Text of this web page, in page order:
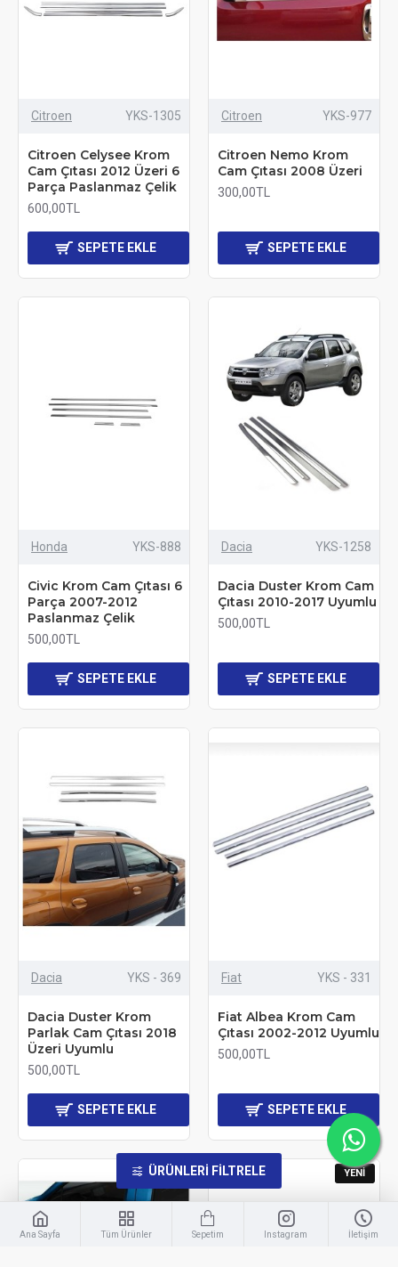
Citroen YKS-1305
Citroen Celysee Krom
Cam Çıtası 2012 Üzeri 6
Parça Paslanmaz Çelik
600,00TL
SEPETE EKLE
Citroen YKS-977
Citroen Nemo Krom
Cam Çıtası 2008 Üzeri
300,00TL
SEPETE EKLE
Honda YKS-888
Civic Krom Cam Çıtası 6
Parça 2007-2012
Paslanmaz Çelik
500,00TL
SEPETE EKLE
Dacia YKS-1258
Dacia Duster Krom Cam
Çıtası 2010-2017 Uyumlu
500,00TL
SEPETE EKLE
Dacia YKS - 369
Dacia Duster Krom
Parlak Cam Çıtası 2018
Üzeri Uyumlu
500,00TL
SEPETE EKLE
Fiat YKS - 331
Fiat Albea Krom Cam
Çıtası 2002-2012 Uyumlu
500,00TL
SEPETE EKLE
YENI YENI
Ana Sayfa Tüm Ürünler Sepetim Instagram İletişim
ÜRÜNLERI FILTRELE